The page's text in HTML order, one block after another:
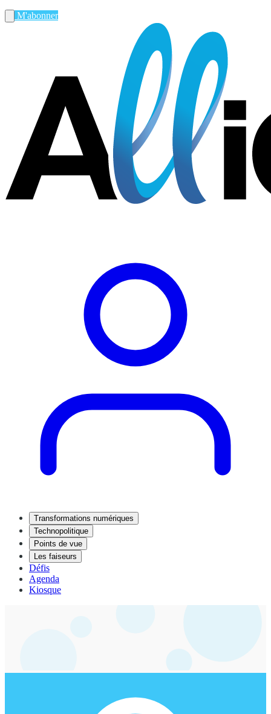
M'abonner
Transformations numériques
Technopolitique
Points de vue
Les faiseurs
Défis
Agenda
Kiosque